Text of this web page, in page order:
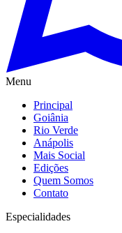
Menu
Principal
Goiânia
Rio Verde
Anápolis
Mais Social
Edições
Quem Somos
Contato
Especialidades